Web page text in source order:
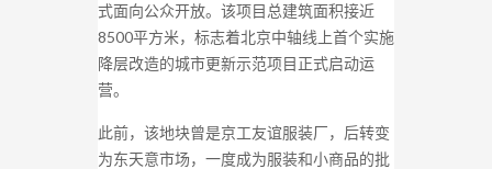
式面向公众开放。该项目总建筑面积接近
8500平方米，标志着北京中轴线上首个实施
降层改造的城市更新示范项目正式启动运
营。
此前，该地块曾是京工友谊服装厂，后转变
为东天意市场，一度成为服装和小商品的批